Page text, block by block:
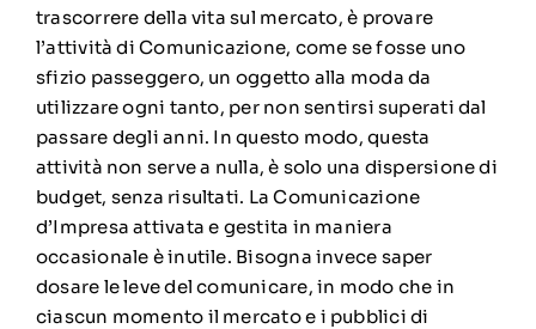
trascorrere della vita sul mercato, è provare
l’attività di Comunicazione, come se fosse uno
sfizio passeggero, un oggetto alla moda da
utilizzare ogni tanto, per non sentirsi superati dal
passare degli anni. In questo modo, questa
attività non serve a nulla, è solo una dispersione di
budget, senza risultati. La Comunicazione
d’Impresa attivata e gestita in maniera
occasionale è inutile. Bisogna invece saper
dosare le leve del comunicare, in modo che in
ciascun momento il mercato e i pubblici di